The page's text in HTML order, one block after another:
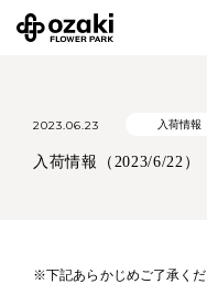
2023.06.23 入荷情報
入荷情報（2023/6/22）
※下記あらかじめご了承くだ